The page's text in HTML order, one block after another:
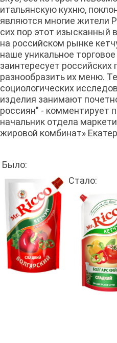
итальянскую кухню,
являются многие жители
сих пор этот изысканный
на российском рынке
наше уникальное
заинтересует
разнообразить их меню.
социологических
изделия занимают
россиян" - комментирует
начальник отдела
жировой комбинат»
Было:
Стало: